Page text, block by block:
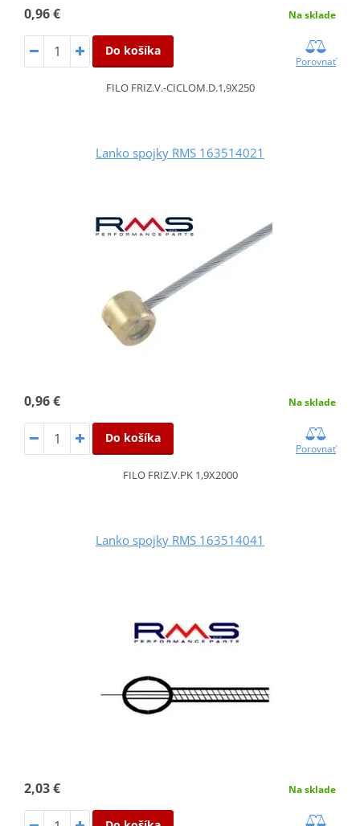
0,96 € Na sklade
Do košíka
Porovnať
FILO FRIZ.V.-CICLOM.D.1,9X250
Lanko spojky RMS 163514021
0,96 € Na sklade
Do košíka
Porovnať
FILO FRIZ.V.PK 1,9X2000
Lanko spojky RMS 163514041
2,03 € Na sklade